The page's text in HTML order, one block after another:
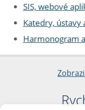
SIS, webové
Katedry, ústavy
Harmonogram